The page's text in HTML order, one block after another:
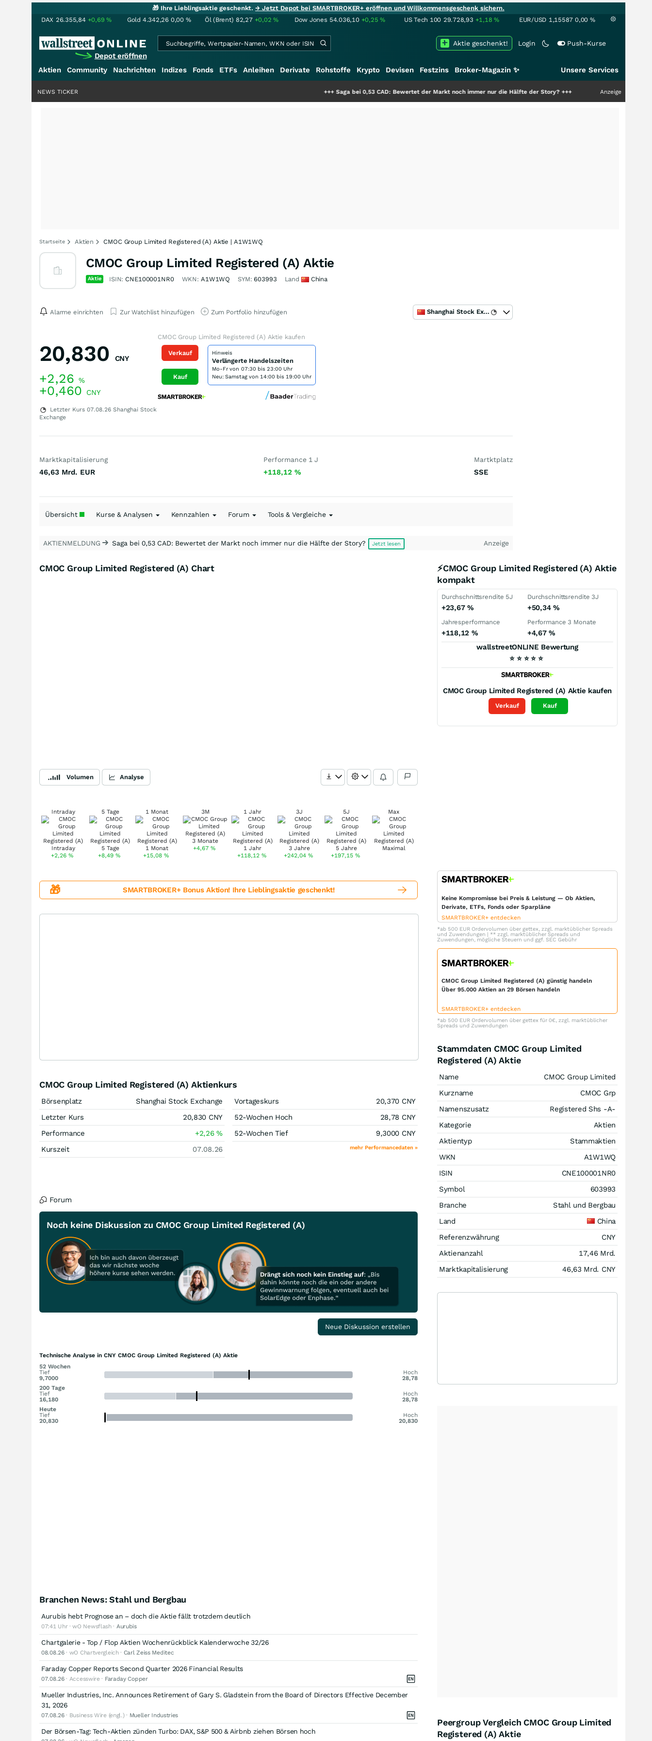
🎁 Ihre Lieblingsaktie geschenkt.→ Jetzt Depot bei SMARTBROKER+ eröffnen und Willkommensgeschenk sichern.
DAX 26.355,84 +0,69% Gold 4.342,26 0,00 % Öl (Brent) 82,27 +0,02% Dow Jones 54.036,10 +0,25% US Tech 100 29.728,93 +1,18% EUR/USD 1,15587 0,00 %
Depot eröffnen
Login Push-Kurse
Aktie geschenkt!
Aktien Community Nachrichten Indizes Fonds ETFs Anleihen Derivate Rohstoffe Krypto Devisen Festzins Broker-Magazin ✨ Unsere Services
Saga bei 0,53 CAD: Bewertet der Markt noch immer nur die Hälfte der Story?+++ Anzeige
NEWS TICKER
Startseite Aktien CMOC Group Limited Registered (A) Aktie | A1W1WQ
CMOC Group Limited Registered (A) Aktie
Aktie ISIN: CNE100001NR0 WKN: A1W1WQ SYM: 603993 Land China
Alarme einrichten Zur Watchlist hinzufügen Zum Portfolio hinzufügen Shanghai Stock Exchange
20,830 CNY
+2,26 %
+0,460 CNY
Letzter Kurs 07.08.26 Shanghai Stock
Exchange
CMOC Group Limited Registered (A) Aktie kaufen
Verkauf
Kauf
Hinweis
Verlängerte Handelszeiten
Mo-Fr von 07:30 bis 23:00 Uhr
Neu: Samstag von 14:00 bis 19:00 Uhr
Marktkapitalisierung
46,63 Mrd. EUR
Performance 1 J
+118,12 %
Martktplatz
SSE
Übersicht Kurse & Analysen Kennzahlen Forum Tools & Vergleiche
AKTIENMELDUNG Saga bei 0,53 CAD: Bewertet der Markt noch immer nur die Hälfte der Story? Jetzt lesen Anzeige
CMOC Group Limited Registered (A) Chart
Volumen Analyse
Intraday
+2,26%
5 Tage
+8,49%
1 Monat
+15,08%
3M
+4,67%
1 Jahr
+118,12 %
3J
+242,04 %
5J
+197,15 %
Max
⚡CMOC Group Limited Registered (A) Aktie
kompakt
Durchschnittsrendite 5J
+23,67 %
Durchschnittsrendite 3J
+50,34 %
Jahresperformance
+118,12 %
Performance 3 Monate
+4,67%
wallstreetONLINE Bewertung
⭐ ⭐ ⭐ ⭐ ⭐
CMOC Group Limited Registered (A) Aktie kaufen
Verkauf Kauf
🎁 SMARTBROKER+ Bonus Aktion! Ihre Lieblingsaktie geschenkt!
CMOC Group Limited Registered (A) Aktienkurs
Börsenplatz
Shanghai Stock Exchange
Letzter Kurs
20,830 CNY
Performance
+2,26%
Kurszeit
07.08.26
Vortageskurs 20,370 CNY
52-Wochen Hoch
28,78 CNY
52-Wochen Tief
9,3000 CNY
mehr Performancedaten »
Forum
Noch keine Diskussion zu CMOC Group Limited Registered (A)
Neue Diskussion erstellen
Technische Analyse in CNY CMOC Group Limited Registered (A) Aktie
52 Wochen
Tief
9,7000
Hoch
28,78
200 Tage
Tief
16,180
Hoch
28,78
Heute
Tief
20,830
Hoch
20,830
Branchen News: Stahl und Bergbau
Aurubis hebt Prognose an – doch die Aktie fällt trotzdem deutlich
07:41 Uhr · wO Newsflash · Aurubis
Chartgalerie - Top / Flop Aktien Wochenrückblick Kalenderwoche 32/26
08.08.26· wO Chartvergleich · Carl Zeiss Meditec
Faraday Copper Reports Second Quarter 2026 Financial Results
07.08.26· Accesswire · Faraday Copper
Mueller Industries, Inc. Announces Retirement of Gary S. Gladstein from the Board of Directors Effective December
31, 2026
07.08.26· Business Wire (engl.) · Mueller Industries
Der Börsen-Tag: Tech-Aktien zünden Turbo: DAX, S&P 500 & Airbnb ziehen Börsen hoch
Keine Kompromisse bei Preis & Leistung — Ob Aktien,
Derivate, ETFs, Fonds oder Sparpläne
SMARTBROKER+ entdecken
*ab 500 EUR Ordervolumen über gettex, zzgl. marktüblicher Spreads
und Zuwendungen | ** zzgl. marktüblicher Spreads und
Zuwendungen, mögliche Steuern und ggf. SEC Gebühr
CMOC Group Limited Registered (A) günstig handeln
Über 95.000 Aktien an 29 Börsen handeln
SMARTBROKER+ entdecken
*ab 500 EUR Ordervolumen über gettex für 0€, zzgl. marktüblicher
Spreads und Zuwendungen
Stammdaten CMOC Group Limited
Registered (A) Aktie
Name
CMOC Group Limited
Kurzname
CMOC Grp
Namenszusatz
Registered Shs -A-
Kategorie
Aktien
Aktientyp
Stammaktien
WKN
A1W1WQ
ISIN
CNE100001NR0
Symbol
603993
Branche
Stahl und Bergbau
Land
China
Referenzwährung
CNY
Aktienanzahl
17,46 Mrd.
Marktkapitalisierung
46,63 Mrd. CNY
Peergroup Vergleich CMOC Group Limited
Registered (A) Aktie